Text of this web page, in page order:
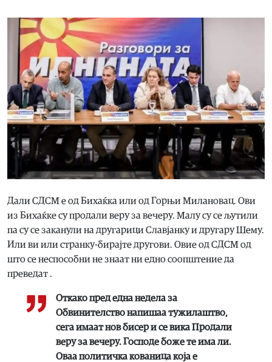
Дали СДСМ е од Бихаќка или од Горњи Милановац. Ови
из Бихаќке су продали веру за вечеру. Малу су се љутили
па су се заканули на другарици Славјанку и другару Шему.
Или ви или странку-бирајте другови. Овие од СДСМ од
што се неспособни не знаат ни едно соопштение да
преведат .
Откако пред една недела за
Обвинителство напишаа тужилаштво,
сега имаат нов бисер и се вика Продали
веру за вечеру. Господе боже те има ли.
Оваа политичка кованица која е